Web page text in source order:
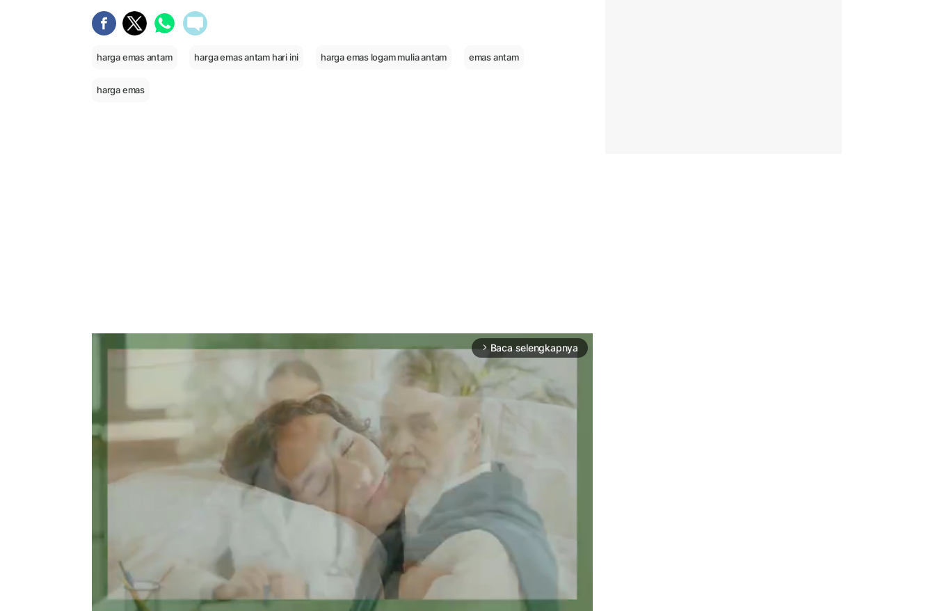
harga emas antam harga emas antam hari ini harga emas logam mulia antam emas antam
harga emas
arrow_forward_ios Baca selengkapnya